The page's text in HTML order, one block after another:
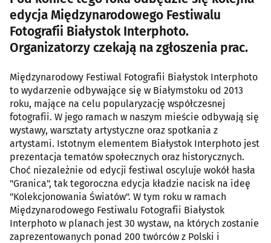
edycja Międzynarodowego Festiwalu
Fotografii Białystok Interphoto.
Organizatorzy czekają na zgłoszenia prac.
Międzynarodowy Festiwal Fotografii Białystok Interphoto
to wydarzenie odbywające się w Białymstoku od 2013
roku, mające na celu popularyzację współczesnej
fotografii. W jego ramach w naszym mieście odbywają się
wystawy, warsztaty artystyczne oraz spotkania z
artystami. Istotnym elementem Białystok Interphoto jest
prezentacja tematów społecznych oraz historycznych.
Choć niezależnie od edycji festiwal oscyluje wokół hasła
"Granica", tak tegoroczna edycja kładzie nacisk na ideę
"Kolekcjonowania Światów". W tym roku w ramach
Międzynarodowego Festiwalu Fotografii Białystok
Interphoto w planach jest 30 wystaw, na których zostanie
zaprezentowanych ponad 200 twórców z Polski i